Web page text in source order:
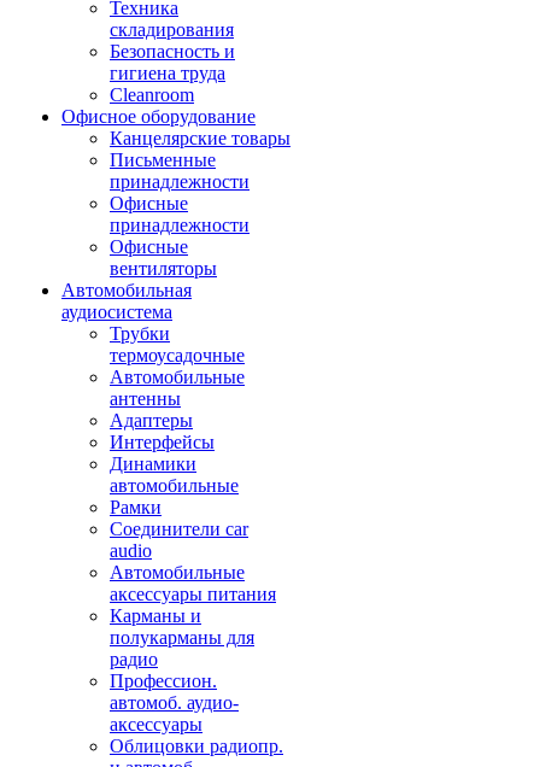
Техника
складирования
Безопасность и
гигиена труда
Cleanroom
Офисное оборудование
Канцелярские товары
Письменные
принадлежности
Офисные
принадлежности
Офисные
вентиляторы
Автомобильная
аудиосистема
Трубки
термоусадочные
Автомобильные
антенны
Адаптеры
Интерфейсы
Динамики
автомобильные
Рамки
Соединители car
audio
Автомобильные
аксессуары питания
Карманы и
полукарманы для
радио
Профессион.
автомоб. аудио-
аксессуары
Облицовки радиопр.